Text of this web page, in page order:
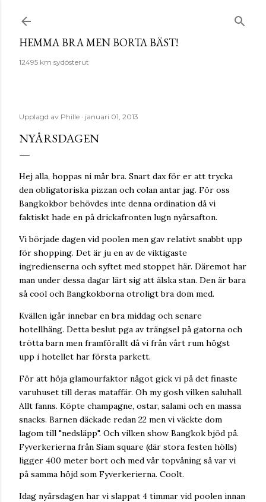
HEMMA BRA MEN BORTA BÄST!
12495 km sydösterut
Upplagd av Phille januari 01, 2013
NYÅRSDAGEN
Hej alla, hoppas ni mår bra. Snart dax för er att trycka
den obligatoriska pizzan och colan antar jag. För oss
Bangkokbor behövdes inte denna ordination då vi
faktiskt hade en på drickafronten lugn nyårsafton.
Vi började dagen vid poolen men gav relativt snabbt upp
för shopping. Det är ju en av de viktigaste
ingredienserna och syftet med stoppet här. Däremot har
man under dessa dagar lärt sig att älska stan. Den är bara
så cool och Bangkokborna otroligt bra dom med.
Kvällen igår innebar en bra middag och senare
hotellhäng. Detta beslut pga av trängsel på gatorna och
trötta barn men framförallt då vi från vårt rum högst
upp i hotellet har första parkett.
För att höja glamourfaktor något gick vi på det finaste
varuhuset till deras mataffär. Oh my gosh vilken saluhall.
Allt fanns. Köpte champagne, ostar, salami och en massa
snacks. Barnen däckade redan 22 men vi väckte dom
lagom till "nedsläpp". Och vilken show Bangkok bjöd på.
Fyverkerierna från Siam square (där stora festen hölls)
ligger 400 meter bort och med vår topvåning så var vi
på samma höjd som Fyverkerierna. Coolt.
Idag nyårsdagen har vi slappat 4 timmar vid poolen innan